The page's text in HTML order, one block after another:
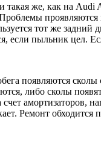
такая же, как на
тот же
если пыльник цел.
появляются
либо сколы
счет
Ремонт обходится